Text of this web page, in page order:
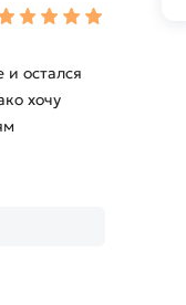
остался
хочу